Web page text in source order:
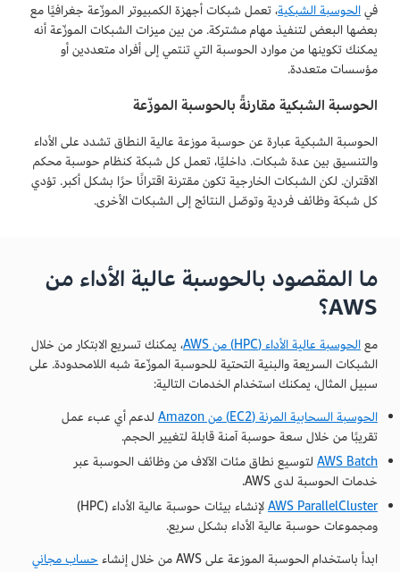
فيالحوسبة الشبكية، تعمل شبكات أجهزة الكمبيوتر الموزّعة جغرافيًا مع
بعضها البعض لتنفيذ مهام مشتركة. من بين ميزات الشبكات الموزّعة أنه
يمكنك تكوينها من موارد الحوسبة التي تنتمي إلى أفراد متعددين أو
مؤسسات متعددة.
الحوسبة الشبكية مقارنةً بالحوسبة الموزّعة
الحوسبة الشبكية عبارة عن حوسبة موزعة عالية النطاق تشدد على الأداء
والتنسيق بين عدة شبكات. داخليًا، تعمل كل شبكة كنظام حوسبة محكم
الاقتران. لكن الشبكات الخارجية تكون مقترنة اقترانًا حرًا بشكل أكبر. تؤدي
كل شبكة وظائف فردية وتوصّل النتائج إلى الشبكات الأخرى.
ما المقصود بالحوسبة عالية الأداء من
AWS؟
معالحوسبة عالية الأداء (HPC) من AWS
، يمكنك تسريع الابتكار من خلال
الشبكات السريعة والبنية التحتية للحوسبة الموزّعة شبه اللامحدودة. على
سبيل المثال، يمكنك استخدام الخدمات التالية:
الحوسبة السحابية المرنة (EC2) من Amazon
لدعم أي عبء عمل
تقريبًا من خلال سعة حوسبة آمنة قابلة لتغيير الحجم.
AWS Batch لتوسيع نطاق مئات الآلاف من وظائف الحوسبة عبر
خدمات الحوسبة لدى AWS.
AWS ParallelCluster
لإنشاء بيئات حوسبة عالية الأداء (HPC)
ومجموعات حوسبة عالية الأداء بشكل سريع.
ابدأ باستخدام الحوسبة الموزعة على AWS من خلال إنشاء
حساب مجاني